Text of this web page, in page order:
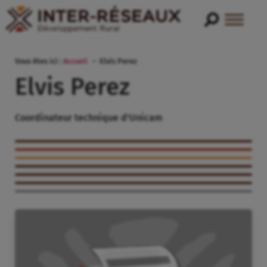
Vous êtes ici : Accueil Elvis Perez
Elvis Perez
Coordinateur technique d'Unicam